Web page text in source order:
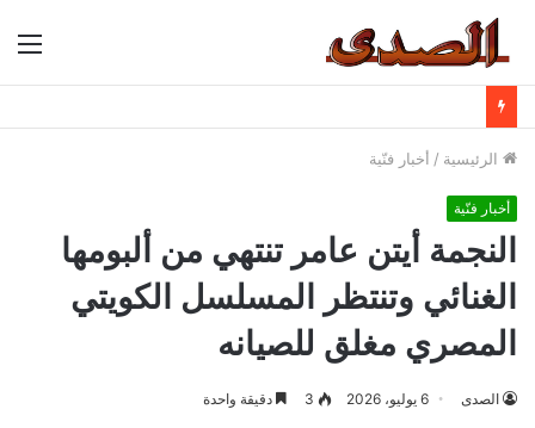
الرئيسية / أخبار فنّية
أخبار فنّية
النجمة أيتن عامر تنتهي من ألبومها
الغنائي وتنتظر المسلسل الكويتي
المصري مغلق للصيانه
الصدى 6 يوليو، 2026 3 دقيقة واحدة